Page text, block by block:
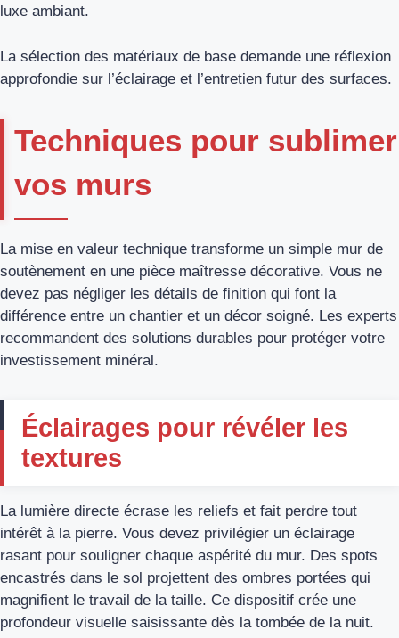
luxe ambiant.
La sélection des matériaux de base demande une réflexion
approfondie sur l’éclairage et l’entretien futur des surfaces.
Techniques pour sublimer
vos murs
La mise en valeur technique transforme un simple mur de
soutènement en une pièce maîtresse décorative. Vous ne
devez pas négliger les détails de finition qui font la
différence entre un chantier et un décor soigné. Les experts
recommandent des solutions durables pour protéger votre
investissement minéral.
Éclairages pour révéler les
textures
La lumière directe écrase les reliefs et fait perdre tout
intérêt à la pierre. Vous devez privilégier un éclairage
rasant pour souligner chaque aspérité du mur. Des spots
encastrés dans le sol projettent des ombres portées qui
magnifient le travail de la taille. Ce dispositif crée une
profondeur visuelle saisissante dès la tombée de la nuit.